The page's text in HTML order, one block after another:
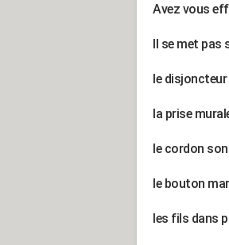
Avez vous
Il se met pas
le
la prise
le cordon
le bouton
les fils dans